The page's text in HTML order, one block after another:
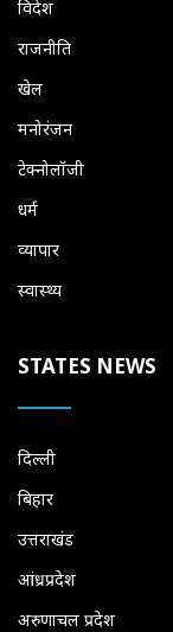
विदेश
राजनीति
खेल
मनोरंजन
टेक्नोलॉजी
धर्म
व्यापार
स्वास्थ्य
STATES NEWS
दिल्ली
बिहार
उत्तराखंड
आंध्रप्रदेश
अरुणाचल प्रदेश